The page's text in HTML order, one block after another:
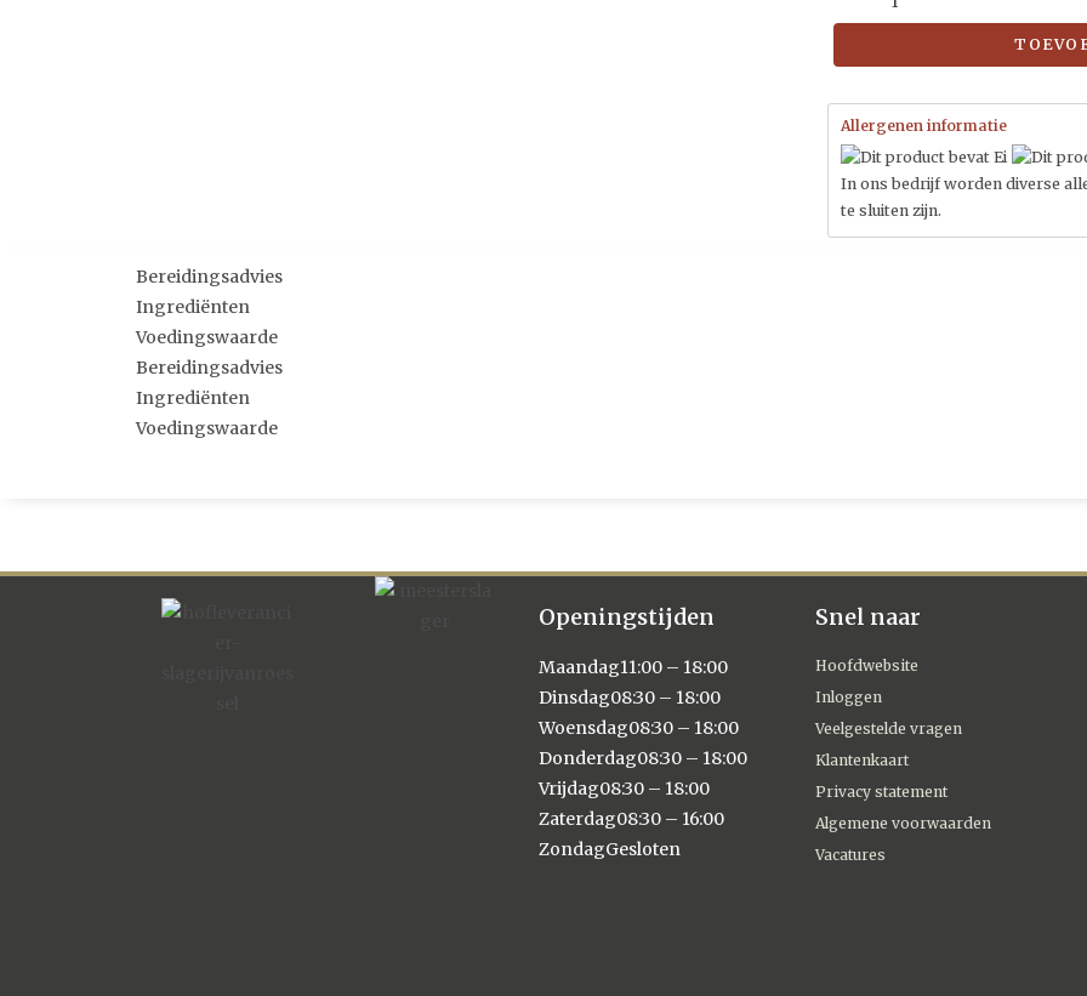
Allergenen informatie
In ons bedrijf worden diverse
te sluiten zijn.
Bereidingsadvies
Ingrediënten
Voedingswaarde
Bereidingsadvies
Ingrediënten
Voedingswaarde
Openingstijden
Maandag11:00 – 18:00
Dinsdag08:30 – 18:00
Woensdag08:30 – 18:00
Donderdag08:30 – 18:00
Vrijdag08:30 – 18:00
Zaterdag08:30 – 16:00
ZondagGesloten
Snel naar
Hoofdwebsite
Inloggen
Veelgestelde vragen
Klantenkaart
Privacy statement
Algemene voorwaarden
Vacatures